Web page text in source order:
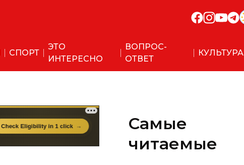
СПОРТ
ЭТО
ИНТЕРЕСНО
ВОПРОС-
ОТВЕТ
КУЛЬТУРА
Самые
читаемые